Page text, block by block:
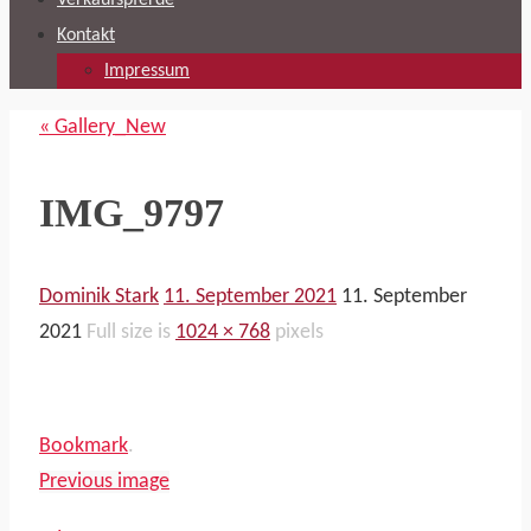
Kontakt
Impressum
« Gallery_New
IMG_9797
Dominik Stark 11. September 2021 11. September
2021 Full size is 1024 × 768 pixels
Bookmark.
Previous image